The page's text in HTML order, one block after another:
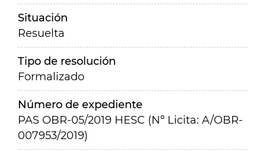
Situación
Resuelta
Tipo de resolución
Formalizado
Número de expediente
PAS OBR-05/2019 HESC (Nº Licita: A/OBR-
007953/2019)